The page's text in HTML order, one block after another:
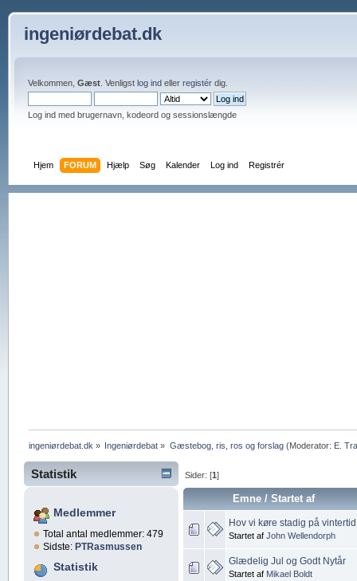
ingeniørdebat.dk
Velkommen, Gæst. Venligst log indeller registérdig.
Log ind med brugernavn, kodeord og sessionslængde
Hjem FORUM Hjælp Søg Kalender Log ind Registrér
ingeniørdebat.dk » Ingeniørdebat » Gæstebog, ris, ros og forslag(Moderator: E.
Statistik
Medlemmer
Total antal medlemmer: 479
Sidste: PTRasmussen
Statistik
Sider: [1]
Emne/ Startet af
Hov vi køre stadig på
Startet af John Wellendorph
Glædelig Jul og Godt Nytår
Startet af Mikael Boldt